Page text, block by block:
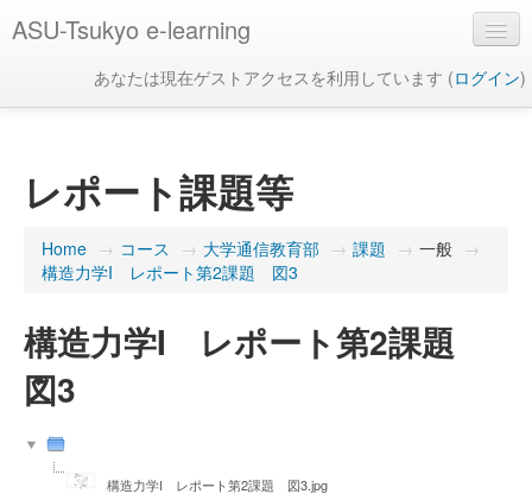
ASU-Tsukyo e-learning
あなたは現在ゲストアクセスを利用しています (ログイン)
レポート課題等
Home → コース → 大学通信教育部 → 課題 → 一般 →
構造力学I レポート第2課題 図3
構造力学I レポート第2課題
図3
構造力学I レポート第2課題 図3.jpg